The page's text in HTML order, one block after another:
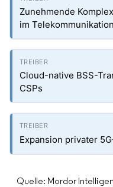
Zunehmende
im
Cloud-native BSS-
CSPs
Expansion privater
Quelle: Mordor